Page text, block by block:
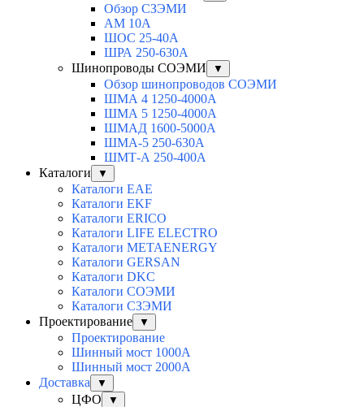
Обзор СЗЭМИ
АМ 10А
ШОС 25-40А
ШРА 250-630А
Шинопроводы СОЭМИ
▼
Обзор шинопроводов СОЭМИ
ШМА 4 1250-4000А
ШМА 5 1250-4000А
ШМАД 1600-5000А
ШМА-5 250-630А
ШМТ-А 250-400А
Каталоги
▼
Каталоги EAE
Каталоги EKF
Каталоги ERICO
Каталоги LIFE ELECTRO
Каталоги METAENERGY
Каталоги GERSAN
Каталоги DKC
Каталоги СОЭМИ
Каталоги СЗЭМИ
Проектирование
▼
Проектирование
Шинный мост 1000А
Шинный мост 2000А
Доставка
▼
ЦФО ▼